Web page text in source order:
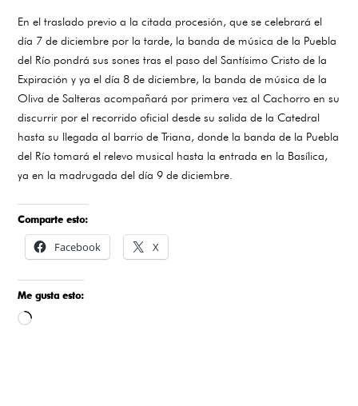
En el traslado previo a la citada procesión, que se celebrará el
día 7 de diciembre por la tarde, la banda de música de la Puebla
del Río pondrá sus sones tras el paso del Santísimo Cristo de la
Expiración y ya el día 8 de diciembre, la banda de música de la
Oliva de Salteras acompañará por primera vez al Cachorro en su
discurrir por el recorrido oficial desde su salida de la Catedral
hasta su llegada al barrio de Triana, donde la banda de la Puebla
del Río tomará el relevo musical hasta la entrada en la Basílica,
ya en la madrugada del día 9 de diciembre.
Comparte esto:
Facebook X
Me gusta esto:
Cargando...